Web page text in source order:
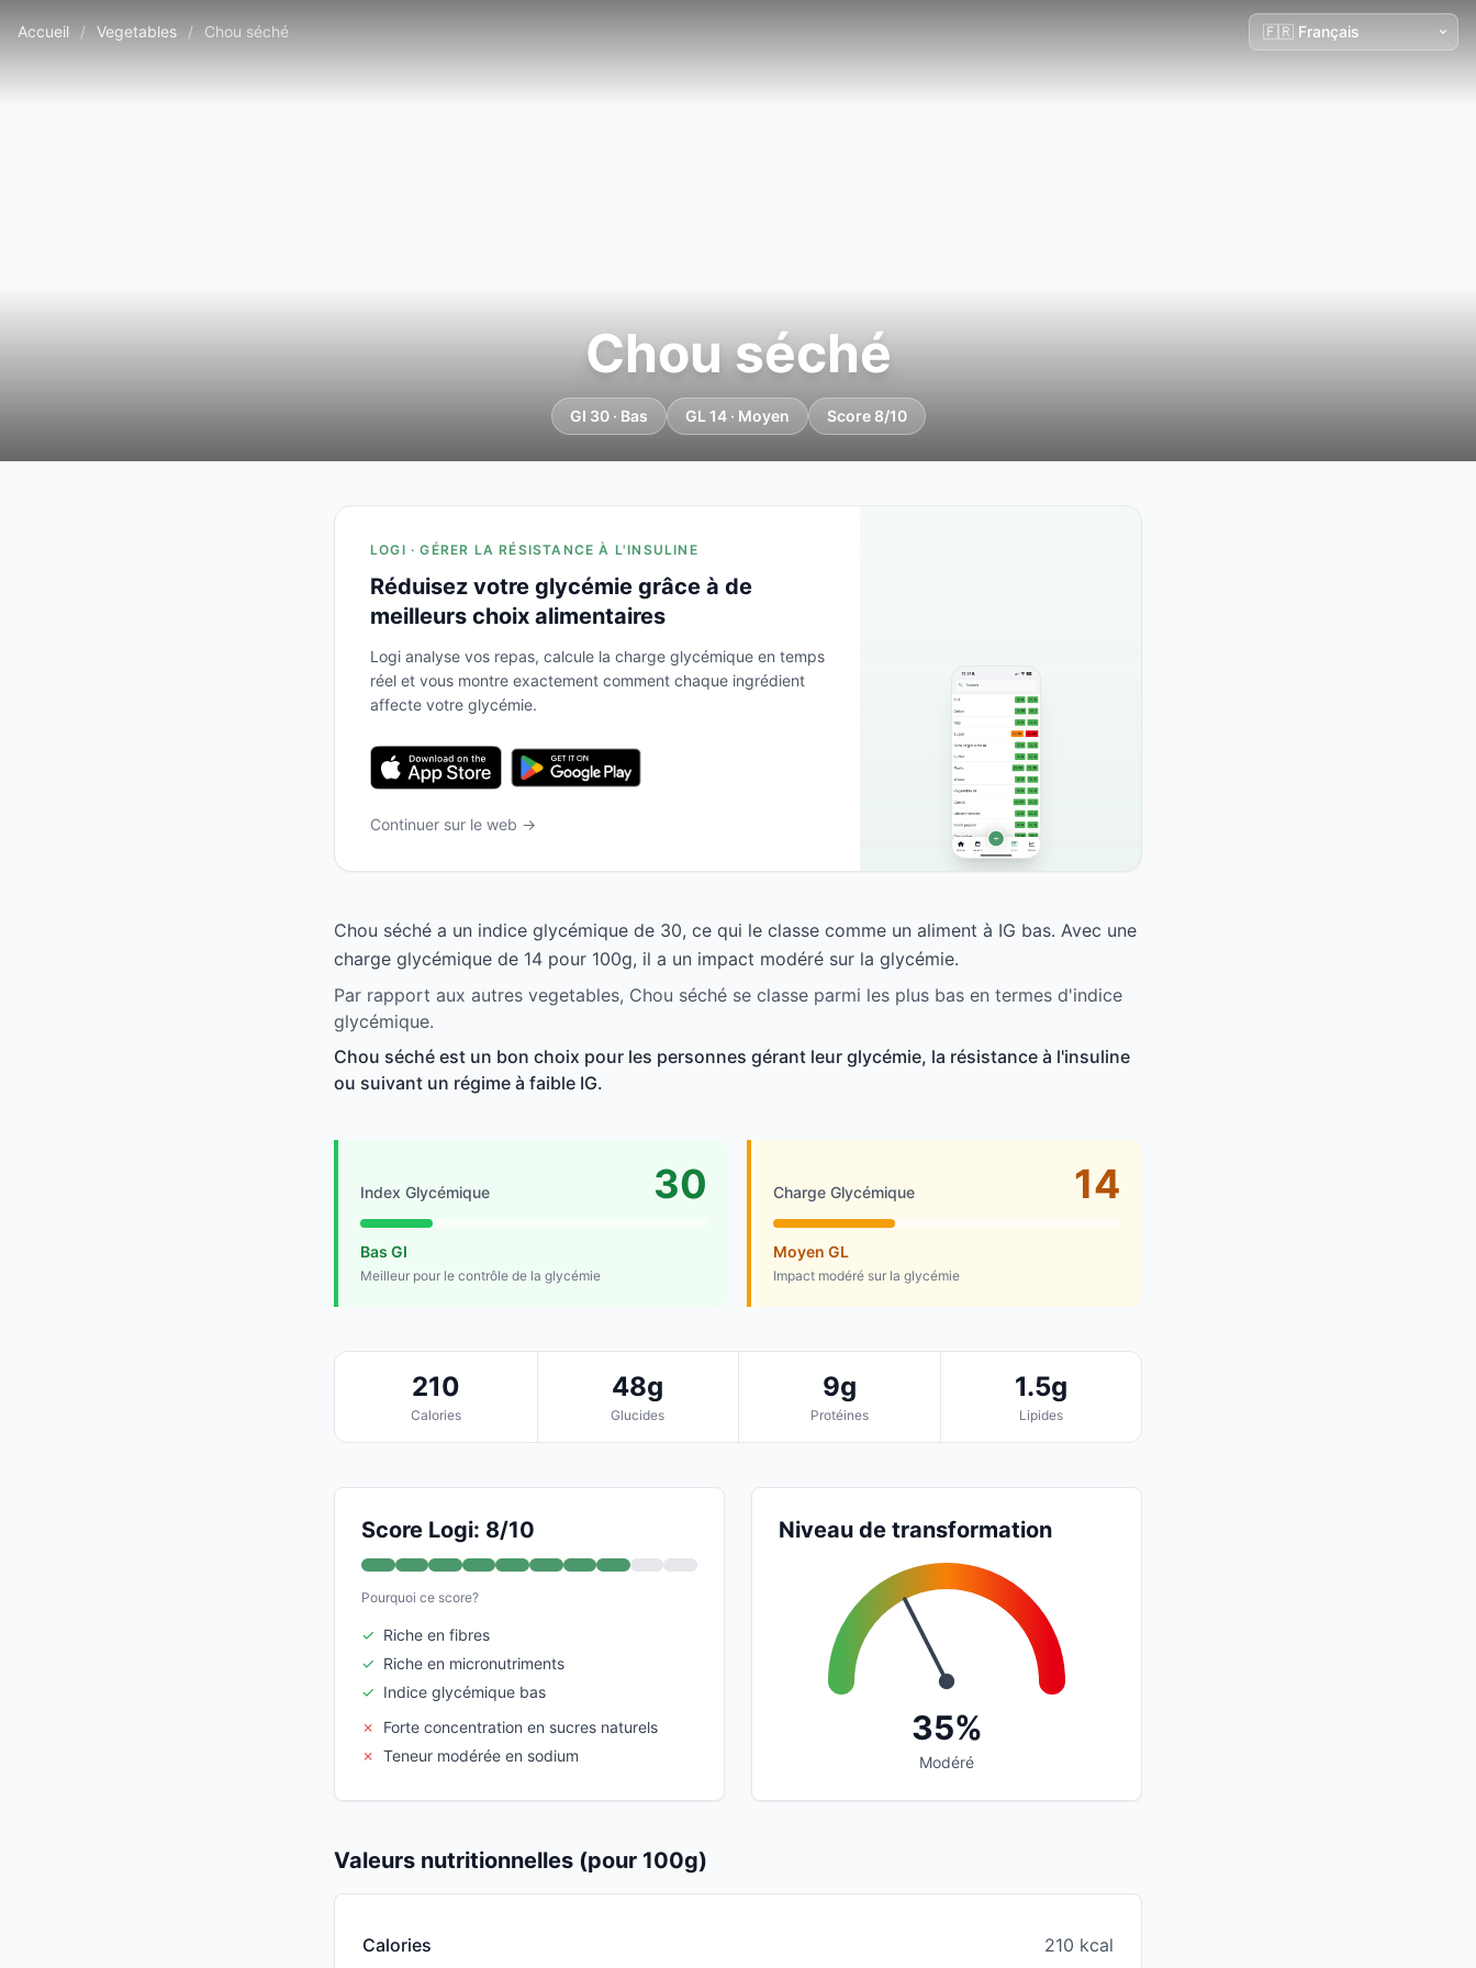
Accueil / Vegetables / Chou séché
Chou séché
GI 30 · Bas GL 14 · Moyen Score 8/10
LOGI · GÉRER LA RÉSISTANCE À L'INSULINE
Réduisez votre glycémie grâce à de
meilleurs choix alimentaires
Logi analyse vos repas, calcule la charge glycémique en temps
réel et vous montre exactement comment chaque ingrédient
affecte votre glycémie.
Continuer sur le web →
Chou séché a un indice glycémique de 30, ce qui le classe comme un aliment à IG bas. Avec une
charge glycémique de 14 pour 100g, il a un impact modéré sur la glycémie.
Par rapport aux autres vegetables, Chou séché se classe parmi les plus bas en termes d'indice
glycémique.
Chou séché est un bon choix pour les personnes gérant leur glycémie, la résistance à l'insuline
ou suivant un régime à faible IG.
Index Glycémique 30
Bas GI
Meilleur pour le contrôle de la glycémie
Charge Glycémique 14
Moyen GL
Impact modéré sur la glycémie
210
Calories
48g
Glucides
9g
Protéines
1.5g
Lipides
Score Logi: 8/10
Pourquoi ce score?
✓ Riche en fibres
✓ Riche en micronutriments
✓ Indice glycémique bas
✗
Forte concentration en sucres naturels
✗ Teneur modérée en sodium
Niveau de transformation
35%
Modéré
Valeurs nutritionnelles (pour 100g)
Calories 210 kcal